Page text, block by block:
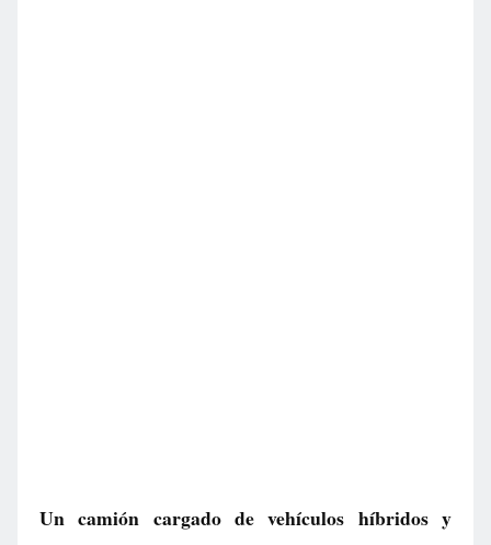
Un camión cargado de vehículos híbridos y